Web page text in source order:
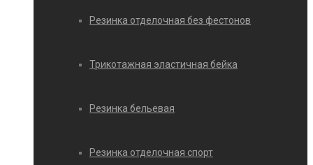
Резинка отделочная без фестонов
Трикотажная эластичная бейка
Резинка бельевая
Резинка отделочная спорт